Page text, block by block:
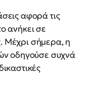
αφορά τις
ανήκει σε
Μέχρι σήμερα, η
οδηγούσε συχνά